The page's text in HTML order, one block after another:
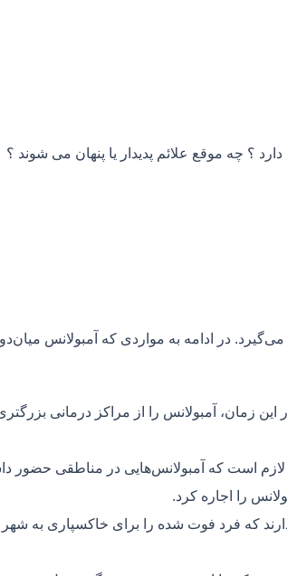
؟ چه موقع علائم پدیدار یا پنهان می شوند ؟
در ادامه به مواردی که آمبولانس
زمان، آمبولانس را از مراکز درمانی
است که آمبولانس‌هایی در مناطقی حضور
را اجاره کرد.
که فرد فوت شده را برای خاکسپاری به